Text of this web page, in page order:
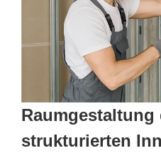
Raumgestaltung
strukturierten